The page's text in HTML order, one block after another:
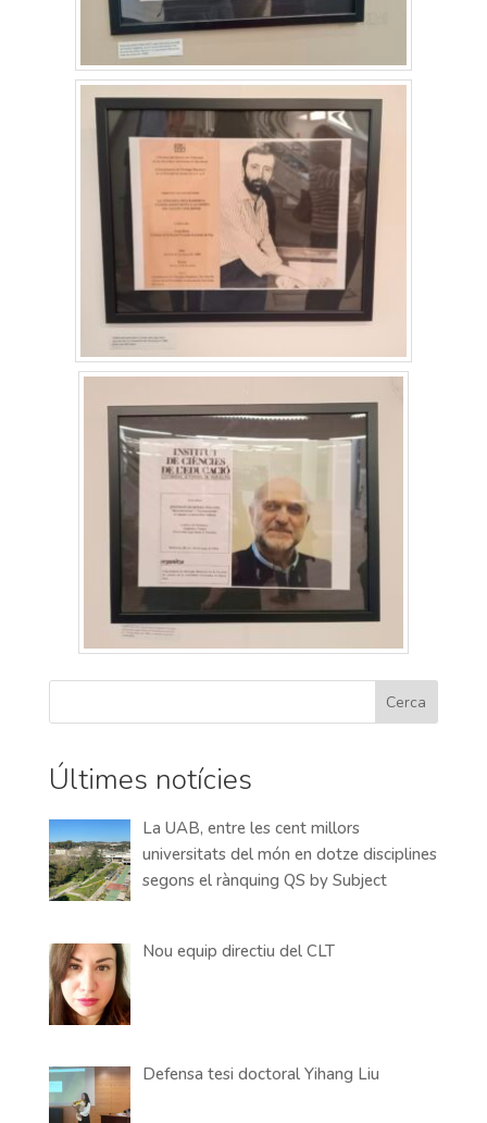
Cerca
Últimes notícies
La UAB, entre les cent millors
universitats del món en dotze disciplines
segons el rànquing QS by Subject
Nou equip directiu del CLT
Defensa tesi doctoral Yihang Liu